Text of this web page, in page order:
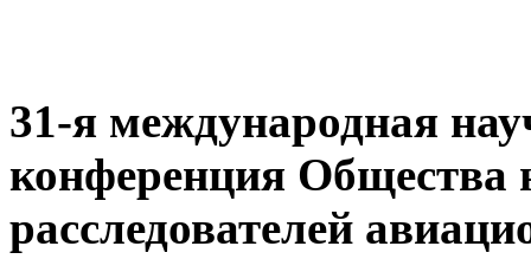
31-я международная
конференция Общества
расследователей